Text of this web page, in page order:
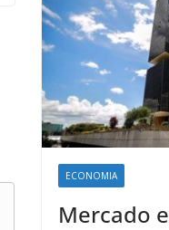
ECONOMIA
Mercado